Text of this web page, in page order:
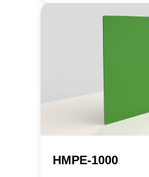
HMPE-1000